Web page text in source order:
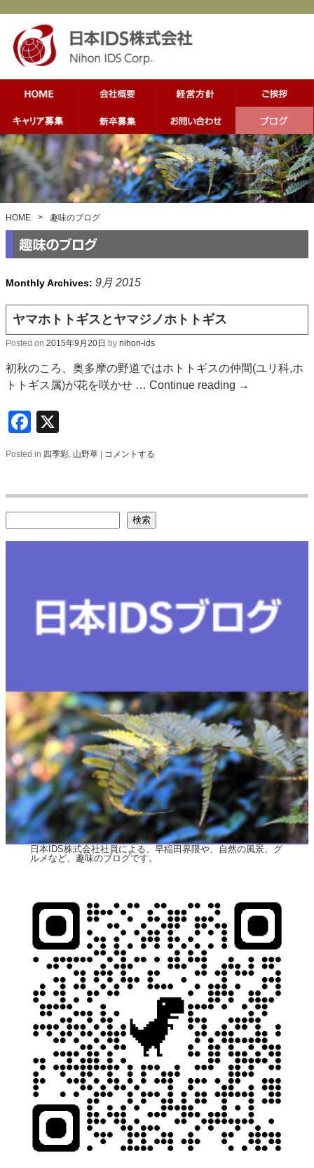
HOME > 趣味のブログ
Monthly Archives: 9月 2015
ヤマホトトギスとヤマジノホトトギス
Posted on 2015年9月20日 by nihon-ids
初秋のころ、奥多摩の野道ではホトトギスの仲間(ユリ科,ホ
トトギス属)が花を咲かせ … Continue reading →
Facebook
Posted in 四季彩, 山野草 コメントする
検索
日本IDS株式会社社員による、早稲田界隈や、自然の風景、グ
ルメなど、趣味のブログです。